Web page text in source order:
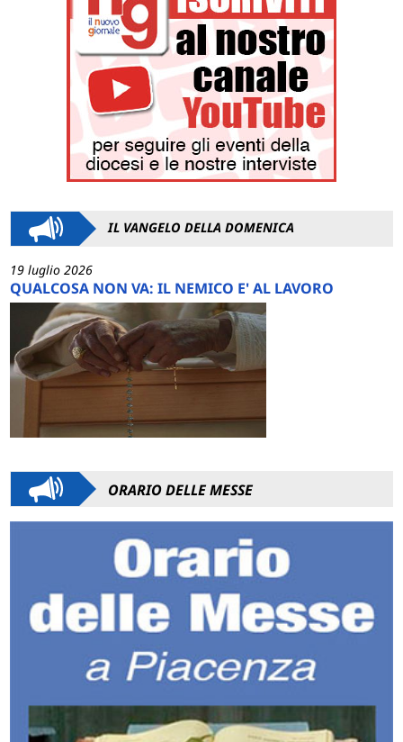
IL VANGELO DELLA DOMENICA
19 luglio 2026
QUALCOSA NON VA: IL NEMICO E' AL LAVORO
ORARIO DELLE MESSE